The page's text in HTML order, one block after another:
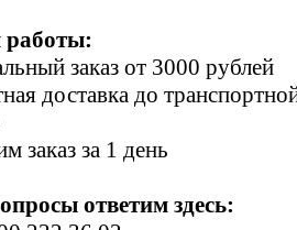
работы:
заказ от 3000 рублей
доставка до
заказ за 1 день
ответим здесь: